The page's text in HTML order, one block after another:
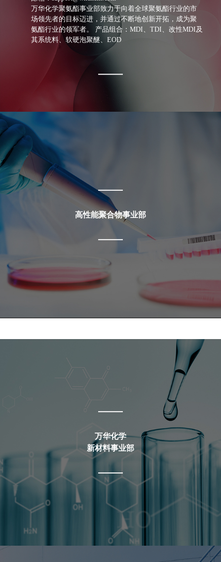
万华化学四川基地年产25万吨高性能改性树脂项目开工
建设。
万华化学发布新使命“化学，让生活更美好”。
2019年
万华化学全资收购Chematur Technologies AB(瑞典国际化
工)。
2020年，万华化学（福建）有限公司注册成立。
2020年
乙烯裂解装置一次性开车成功并产出合格产品，万华乙
万华四川一期改性塑料项目顺利中交。
2021年
万华化学荣获EcoVadis金牌认证勋章
万华化学聚氨酯事业部致力于向着全球聚氨酯行业的市
场领先者的目标迈进，并通过不断地创新开拓，成为聚
氨酯行业的领军者。 产品组合：MDI、TDI、改性MDI及
其系统料、软硬泡聚醚、EOD
高性能聚合物事业部
万华化学
功能化学品分公司
万华化学
新材料事业部